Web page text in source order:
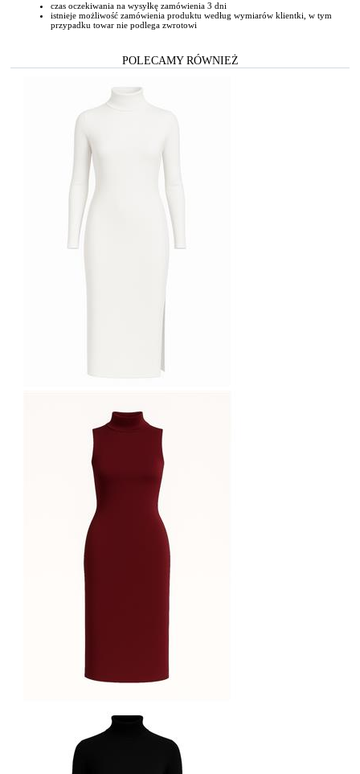
czas oczekiwania na wysyłkę zamówienia 3 dni
istnieje możliwość zamówienia produktu według wymiarów klientki, w tym
przypadku towar nie podlega zwrotowi
POLECAMY RÓWNIEŻ